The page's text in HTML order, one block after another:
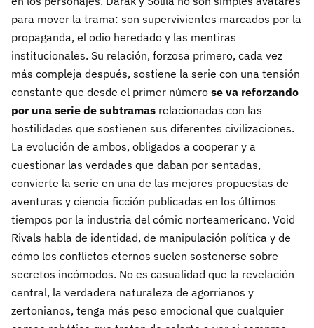
para mover la trama: son supervivientes marcados por la
propaganda, el odio heredado y las mentiras
institucionales. Su relación, forzosa primero, cada vez
más compleja después, sostiene la serie con una tensión
constante que desde el primer número se va reforzando
por una serie de subtramas relacionadas con las
hostilidades que sostienen sus diferentes civilizaciones.
La evolución de ambos, obligados a cooperar y a
cuestionar las verdades que daban por sentadas,
convierte la serie en una de las mejores propuestas de
aventuras y ciencia ficción publicadas en los últimos
tiempos por la industria del cómic norteamericano. Void
Rivals habla de identidad, de manipulación política y de
cómo los conflictos eternos suelen sostenerse sobre
secretos incómodos. No es casualidad que la revelación
central, la verdadera naturaleza de agorrianos y
zertonianos, tenga más peso emocional que cualquier